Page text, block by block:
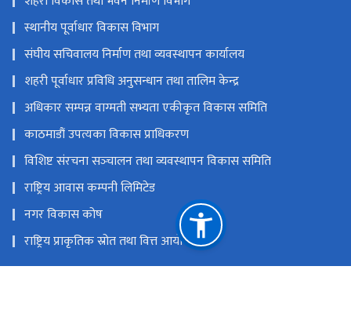
स्थानीय पूर्वाधार विकास विभाग
संघीय सचिवालय निर्माण तथा व्यवस्थापन कार्यालय
शहरी पूर्वाधार प्रविधि अनुसन्धान तथा तालिम केन्द्र
अधिकार सम्पन्न वाग्मती सभ्यता एकीकृत विकास समिति
काठमाडौं उपत्यका विकास प्राधिकरण
विशिष्ट संरचना सञ्‍चालन तथा व्यवस्थापन विकास समिति
राष्ट्रिय आवास कम्पनी लिमिटेड
नगर विकास कोष
राष्ट्रिय प्राकृतिक स्रोत तथा वित्त आयोग